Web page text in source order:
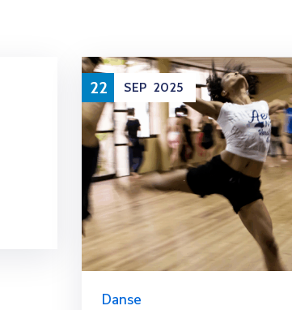
22 SEP 2025
Danse